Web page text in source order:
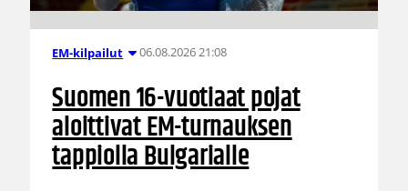
EM-kilpailut 06.08.2026 21:08
Suomen 16-vuotiaat pojat
aloittivat EM-turnauksen
tappiolla Bulgarialle